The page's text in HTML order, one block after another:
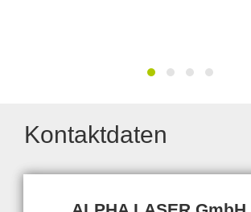
Kontaktdaten